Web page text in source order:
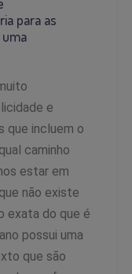
para as
e
que incluem o
caminho
estar em
não existe
exata do que é
possui uma
que são